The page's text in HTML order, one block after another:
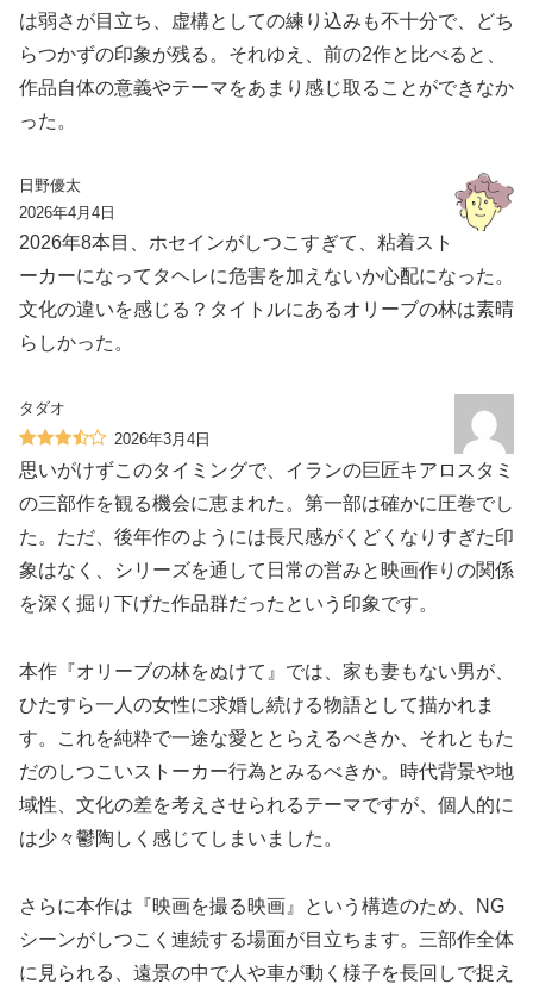
は弱さが目立ち、虚構としての練り込みも不十分で、どち
らつかずの印象が残る。それゆえ、前の2作と比べると、
作品自体の意義やテーマをあまり感じ取ることができなか
った。
日野優太
2026年4月4日
2026年8本目、ホセインがしつこすぎて、粘着スト
ーカーになってタヘレに危害を加えないか心配になった。
文化の違いを感じる？タイトルにあるオリーブの林は素晴
らしかった。
タダオ
2026年3月4日
思いがけずこのタイミングで、イランの巨匠キアロスタミ
の三部作を観る機会に恵まれた。第一部は確かに圧巻でし
た。ただ、後年作のようには長尺感がくどくなりすぎた印
象はなく、シリーズを通して日常の営みと映画作りの関係
を深く掘り下げた作品群だったという印象です。
本作『オリーブの林をぬけて』では、家も妻もない男が、
ひたすら一人の女性に求婚し続ける物語として描かれま
す。これを純粋で一途な愛ととらえるべきか、それともた
だのしつこいストーカー行為とみるべきか。時代背景や地
域性、文化の差を考えさせられるテーマですが、個人的に
は少々鬱陶しく感じてしまいました。
さらに本作は『映画を撮る映画』という構造のため、NG
シーンがしつこく連続する場面が目立ちます。三部作全体
に見られる、遠景の中で人や車が動く様子を長回しで捉え